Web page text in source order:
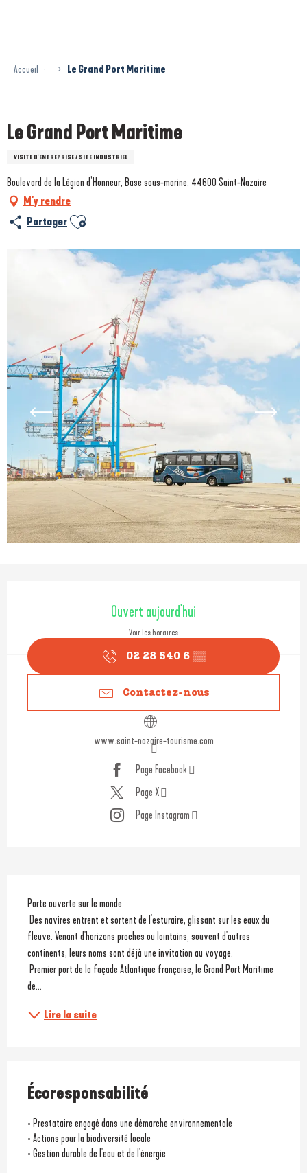
Accueil Le Grand Port Maritime
Le Grand Port Maritime
VISITE D'ENTREPRISE / SITE INDUSTRIEL
Boulevard de la Légion d’Honneur, Base sous-marine, 44600 Saint-Nazaire
M'y rendre
Partager Ajouter aux favoris
Ouverture et coordonnées
Ouvert aujourd'hui
Voir les horaires
02 28 540 6 ▒▒
Contactez-nous
www.saint-nazaire-tourisme.com
Page Facebook
Page X
Page Instagram
Description
Porte ouverte sur le monde
fleuve. Venant d'horizons proches ou lointains, souvent d'autres
continents, leurs noms sont déjà une invitation au voyage.
de...
Lire la suite
Écoresponsabilité
• Prestataire engagé dans une démarche environnementale
• Actions pour la biodiversité locale
• Gestion durable de l'eau et de l'énergie